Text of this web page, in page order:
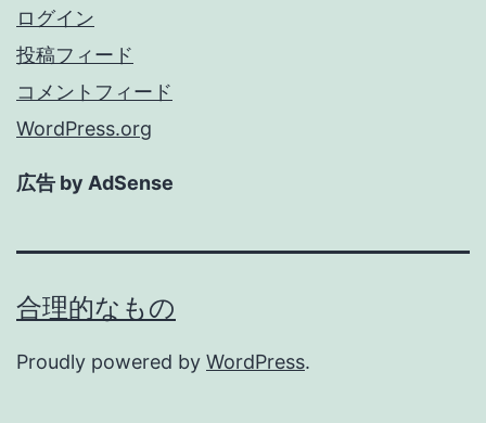
ログイン
投稿フィード
コメントフィード
WordPress.org
広告 by AdSense
合理的なもの
Proudly powered by WordPress.